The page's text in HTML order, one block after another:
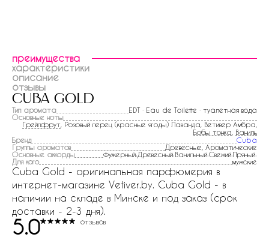
преимущества
характеристики
описание
отзывы
cuba gold
Тип аромата
EDT · Eau de Toilette · туалетная вода
Основные ноты
Грейпфрут , Розовый перец (красные ягоды) Лаванда, Ветивер Амбра,
Бобы тонка Ваниль
Бренд
Cuba
Группы ароматов
Древесные, Ароматические
Основные аккорды
Фужерный:Древесный:Ванильный:Свежий:Пряный:
Для кого
мужские
Cuba Gold - оригинальная парфюмерия в
интернет-магазине Vetiver.by. Cuba Gold - в
наличии на складе в Минске и под заказ (срок
доставки - 2-3 дня).
5.0 отзывов